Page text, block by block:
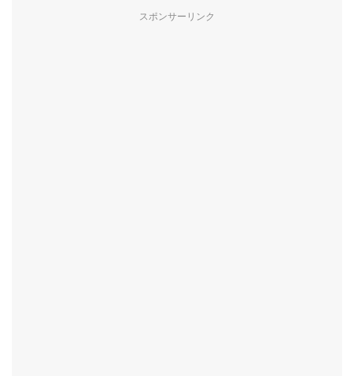
スポンサーリンク